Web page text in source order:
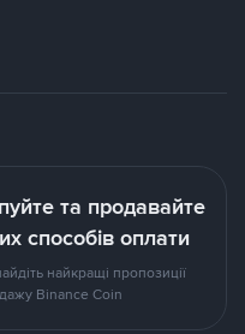
та продавайте
способів оплати
найкращі пропозиції
Binance Coin